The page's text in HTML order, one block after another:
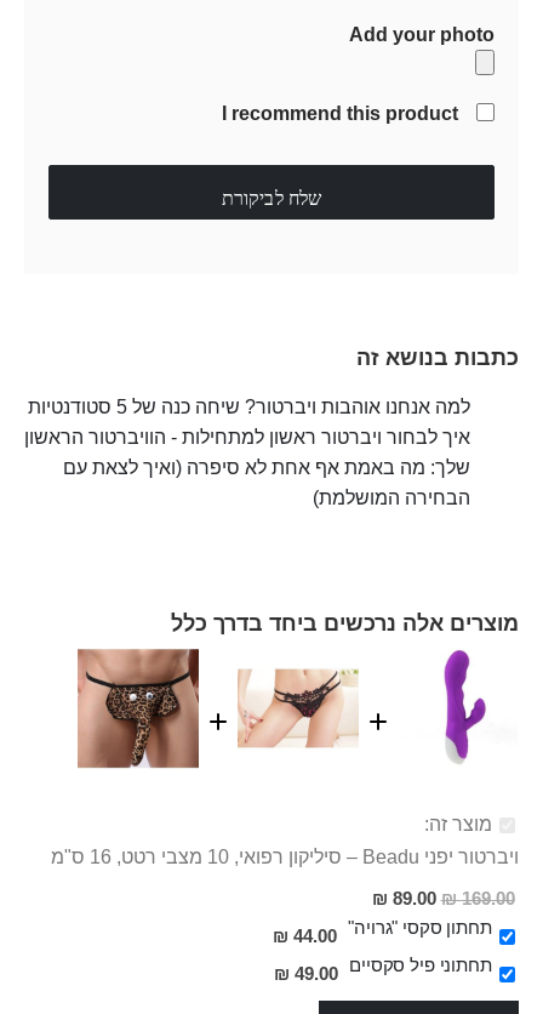
Add your photo
I recommend this product
שלח לביקורת
כתבות בנושא זה
למה אנחנו אוהבות ויברטור? שיחה כנה של 5 סטודנטיות
איך לבחור ויברטור ראשון למתחילות - הוויברטור הראשון
שלך: מה באמת אף אחת לא סיפרה (ואיך לצאת עם
הבחירה המושלמת)
מוצרים אלה נרכשים ביחד בדרך כלל
מוצר זה:
ויברטור יפני Beadu – סיליקון רפואי, 10 מצבי רטט, 16 ס"מ
169.00 ₪
מחיר
מבצע
89.00 ₪
תחתון סקסי "גרויה" 44.00 ₪
תחתוני פיל סקסיים
49.00 ₪